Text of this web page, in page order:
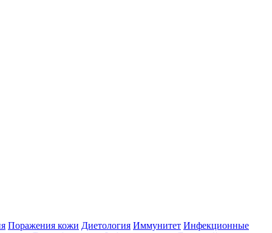
Поражения кожи Диетология Иммунитет Инфекционные